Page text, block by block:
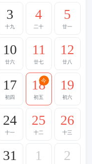
3
十九
4
二十
5
廿一
10
廿六
11
廿七
12
廿八
17
初四
18
初五
今 19
初六
24
十一
25
十二
26
十三
31 1 2